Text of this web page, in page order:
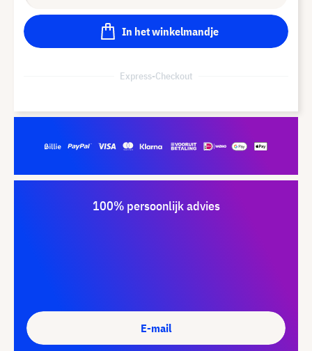
In het winkelmandje
Express-Checkout
100% persoonlijk advies
E-mail